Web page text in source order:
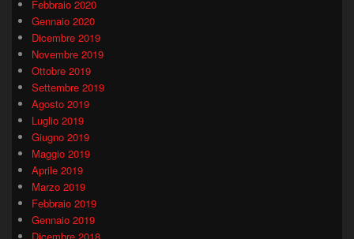
Febbraio 2020
Gennaio 2020
Dicembre 2019
Novembre 2019
Ottobre 2019
Settembre 2019
Agosto 2019
Luglio 2019
Giugno 2019
Maggio 2019
Aprile 2019
Marzo 2019
Febbraio 2019
Gennaio 2019
Dicembre 2018